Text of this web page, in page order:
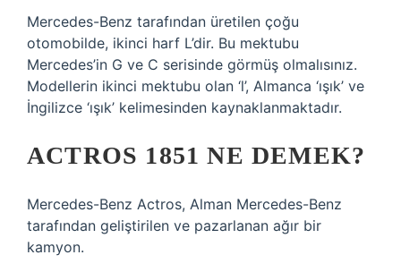
Mercedes-Benz tarafından üretilen çoğu
otomobilde, ikinci harf L’dir. Bu mektubu
Mercedes’in G ve C serisinde görmüş olmalısınız.
Modellerin ikinci mektubu olan ‘l’, Almanca ‘ışık’ ve
İngilizce ‘ışık’ kelimesinden kaynaklanmaktadır.
ACTROS 1851 NE DEMEK?
Mercedes-Benz Actros, Alman Mercedes-Benz
tarafından geliştirilen ve pazarlanan ağır bir
kamyon.